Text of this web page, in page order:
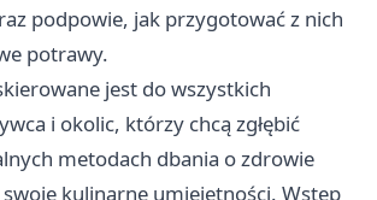
podpowie, jak przygotować z nich
potrawy.
jest do wszystkich
i okolic, którzy chcą zgłębić
metodach dbania o zdrowie
kulinarne umiejętności. Wstęp